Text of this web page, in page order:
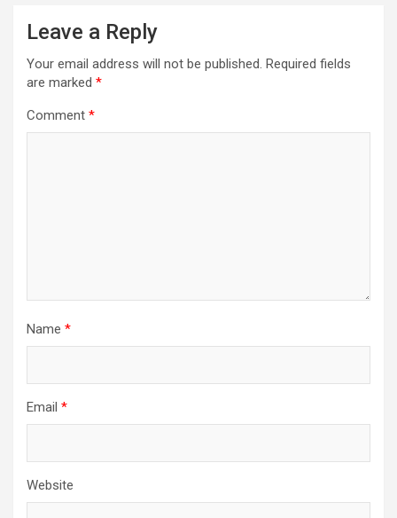
Leave a Reply
Your email address will not be published. Required fields
are marked *
Comment *
Name *
Email *
Website